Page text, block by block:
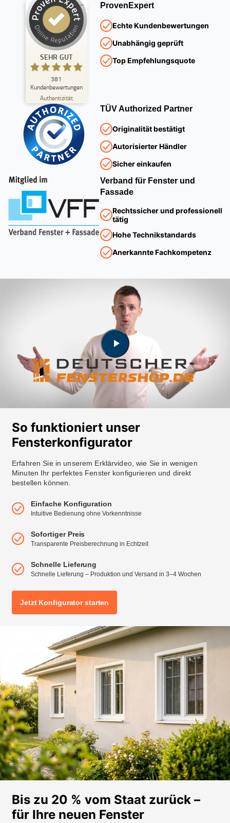
SEHR GUT
381
Kundenbewertungen
Authentizität
Kundenbewertungen und Erfahrungen zu
ItsLine Deutscher Fenstershop GmbH
100
%
Empfehlungen auf
SEHR GUT
/
5,00
Bewertungen auf
ProvenExpert.com
375
Bewertungen von
2
anderen Quellen
Blick aufs ProvenExpert-Profil werfen
28.07.2026
ProvenExpert
Echte Kundenbewertungen
Unabhängig geprüft
Top Empfehlungsquote
TÜV Authorized Partner
Originalität bestätigt
Autorisierter Händler
Sicher einkaufen
Verband für Fenster und
Fassade
Rechtssicher und professionell
tätig
Hohe Technikstandards
Anerkannte Fachkompetenz
So funktioniert unser
Fensterkonfigurator
Erfahren Sie in unserem Erklärvideo, wie Sie in wenigen
Minuten Ihr perfektes Fenster konfigurieren und direkt
bestellen können.
Einfache Konfiguration
Intuitive Bedienung ohne Vorkenntnisse
Sofortiger Preis
Transparente Preisberechnung in Echtzeit
Schnelle Lieferung
Schnelle Lieferung – Produktion und Versand in 3–4 Wochen
Jetzt Konfigurator starten
Bis zu 20 % vom Staat zurück –
für Ihre neuen Fenster